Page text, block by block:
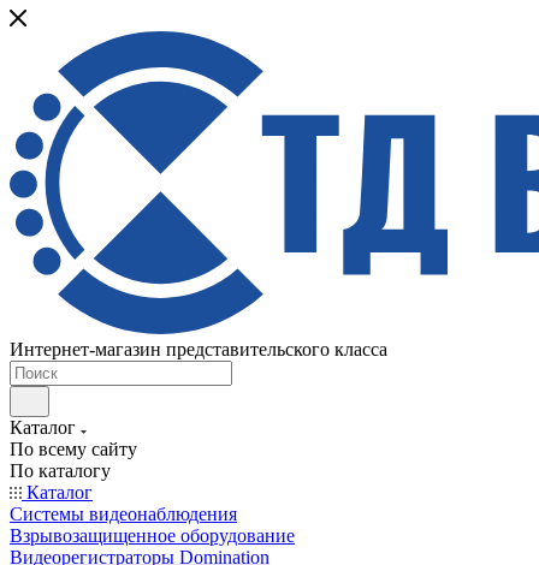
Интернет-магазин представительского класса
Каталог
По всему сайту
По каталогу
Каталог
Системы видеонаблюдения
Взрывозащищенное оборудование
Видеорегистраторы Domination